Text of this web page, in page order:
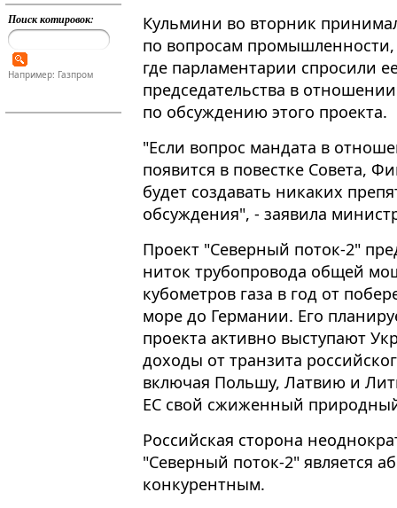
Поиск котировок:
Например: Газпром
Кульмини во вторник
по вопросам
где парламентарии спросили
председательства в
по обсуждению этого проекта​​​.
"Если вопрос мандата в
появится в повестке Совета,
будет создавать никаких
обсуждения", - заявила
Проект "Северный поток-2"
ниток трубопровода общей
кубометров газа в год от
море до Германии. Его
проекта активно выступают
доходы от транзита
включая Польшу, Латвию и
ЕС свой сжиженный
Российская сторона
"Северный поток-2" является
конкурентным.